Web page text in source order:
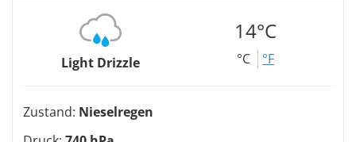
Light Drizzle
14°C
°C °F
Zustand: Nieselregen